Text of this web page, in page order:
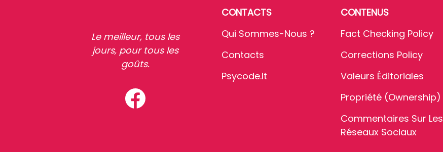
Le meilleur, tous les
jours, pour tous les
goûts.
CONTACTS
Qui Sommes-Nous ?
Contacts
Psycode.it
CONTENUS
Fact Checking Policy
Corrections Policy
Valeurs Éditoriales
Propriété (Ownership)
Commentaires Sur Les
Réseaux Sociaux